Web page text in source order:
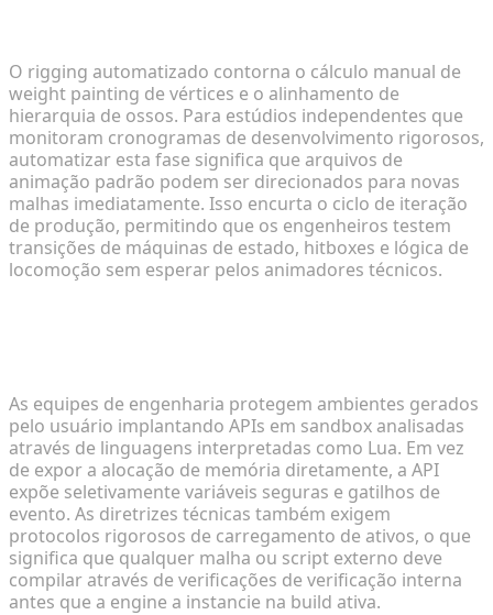
O rigging automatizado contorna o cálculo manual de
weight painting de vértices e o alinhamento de
hierarquia de ossos. Para estúdios independentes que
monitoram cronogramas de desenvolvimento rigorosos,
automatizar esta fase significa que arquivos de
animação padrão podem ser direcionados para novas
malhas imediatamente. Isso encurta o ciclo de iteração
de produção, permitindo que os engenheiros testem
transições de máquinas de estado, hitboxes e lógica de
locomoção sem esperar pelos animadores técnicos.
As equipes de engenharia protegem ambientes gerados
pelo usuário implantando APIs em sandbox analisadas
através de linguagens interpretadas como Lua. Em vez
de expor a alocação de memória diretamente, a API
expõe seletivamente variáveis seguras e gatilhos de
evento. As diretrizes técnicas também exigem
protocolos rigorosos de carregamento de ativos, o que
significa que qualquer malha ou script externo deve
compilar através de verificações de verificação interna
antes que a engine a instancie na build ativa.